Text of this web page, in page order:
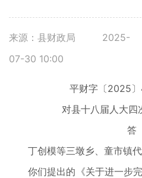
来源：县财政局
2025-
07-30 10:00
平财字〔2025〕
对县十八届人大四
答
丁创模等三墩乡、童市镇代
你们提出的《关于进一步完